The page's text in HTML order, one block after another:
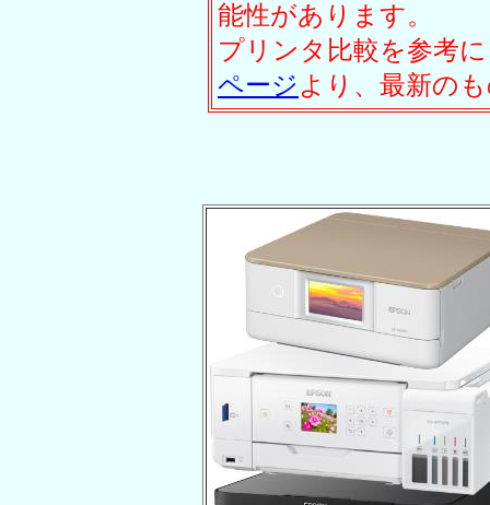
能性があります。
プリンタ比較を参考
ページ より、最新の